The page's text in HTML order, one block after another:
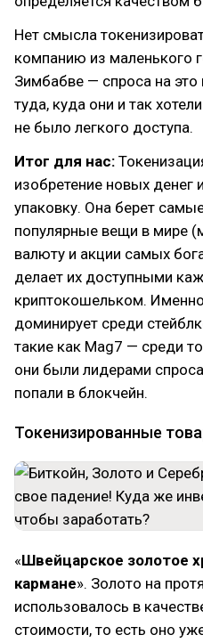
Нет смысла
компанию из маленького
Зимбабве — спроса на
туда, куда они и так
не было легкого доступа.
Итог для нас:
изобретение новых денег
упаковку. Она берет
популярные вещи в мире
валюту и акции самых
делает их доступными
криптокошельком.
доминирует среди
такие как Mag7 — среди
они были лидерами
попали в блокчейн.
Токенизированные
«Швейцарское золотое
кармане». Золото на
использовалось в
стоимости, то есть оно